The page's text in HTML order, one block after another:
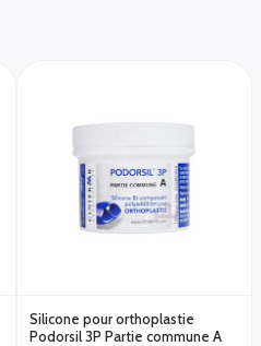
Silicone pour orthoplastie
Podorsil 3P Partie commune A